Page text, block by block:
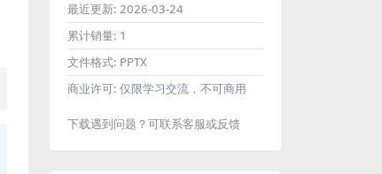
最近更新: 2026-03-24
累计销量: 1
文件格式: PPTX
商业许可: 仅限学习交流，不可商用
下载遇到问题？可联系客服或反馈